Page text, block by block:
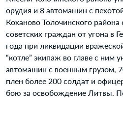
орудия и 8 автомашин с
Коханово Толочинского
советских граждан от угона в
года при ликвидации
“котле” экипаж во главе с ним
автомашин с военным грузом,
плен более 200 солдат и
бою за освобождение Литвы.